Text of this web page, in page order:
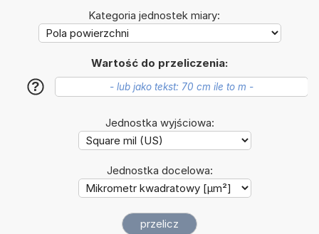
Kategoria jednostek miary:
Wartość do przeliczenia:
?
Jednostka wyjściowa:
Jednostka docelowa: